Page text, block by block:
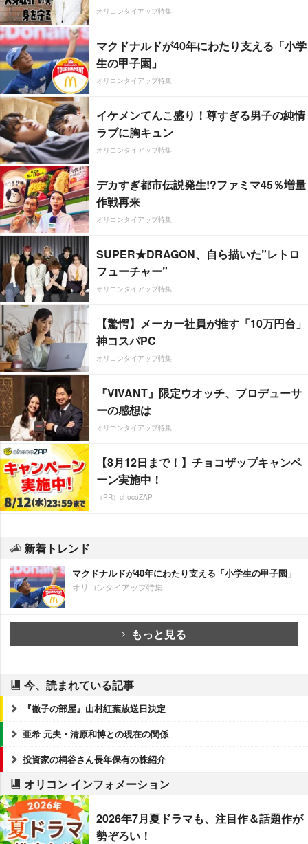
オリコンタイアップ特集
マクドナルドが40年にわたり支える「小学
生の甲子園」
オリコンタイアップ特集
イケメンてんこ盛り！尊すぎる男子の純情
ラブに胸キュン
オリコンタイアップ特集
デカすぎ都市伝説発生!?ファミマ45％増量
作戦再来
オリコンタイアップ特集
SUPER★DRAGON、自ら描いた”レトロ
フューチャー”
オリコンタイアップ特集
【驚愕】メーカー社員が推す「10万円台」
神コスパPC
オリコンタイアップ特集
『VIVANT』限定ウオッチ、プロデューサ
ーの感想は
オリコンタイアップ特集
【8月12日まで！】チョコザップキャンペ
ーン実施中！
（PR）chocoZAP
新着トレンド
マクドナルドが40年にわたり支える「小学生の甲子園」
オリコンタイアップ特集
もっと見る
今、読まれている記事
『徹子の部屋』山村紅葉放送日決定
亜希 元夫・清原和博との現在の関係
投資家の桐谷さん長年保有の株紹介
オリコン インフォメーション
2026年7月夏ドラマも、注目作＆話題作が
勢ぞろい！